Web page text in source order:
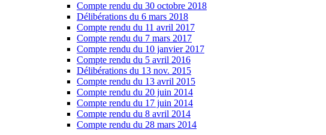
Compte rendu du 30 octobre 2018
Délibérations du 6 mars 2018
Compte rendu du 11 avril 2017
Compte rendu du 7 mars 2017
Compte rendu du 10 janvier 2017
Compte rendu du 5 avril 2016
Délibérations du 13 nov. 2015
Compte rendu du 13 avril 2015
Compte rendu du 20 juin 2014
Compte rendu du 17 juin 2014
Compte rendu du 8 avril 2014
Compte rendu du 28 mars 2014